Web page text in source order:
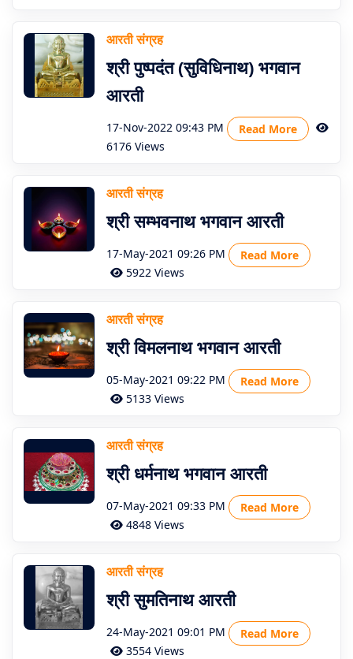
आरती संग्रह
श्री पुष्पदंत (सुविधिनाथ) भगवान
आरती
17-Nov-2022 09:43 PM
Read More
6176 Views
आरती संग्रह
श्री सम्भवनाथ भगवान आरती
17-May-2021 09:26 PM
Read More
5922 Views
आरती संग्रह
श्री विमलनाथ भगवान आरती
05-May-2021 09:22 PM
Read More
5133 Views
आरती संग्रह
श्री धर्मनाथ भगवान आरती
07-May-2021 09:33 PM
Read More
4848 Views
आरती संग्रह
श्री सुमतिनाथ आरती
24-May-2021 09:01 PM
Read More
3554 Views